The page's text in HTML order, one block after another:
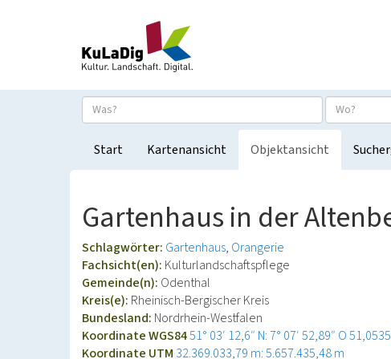
Start Kartenansicht Objektansicht
Gartenhaus in der
Schlagwörter: Gartenhaus Orangerie
Fachsicht(en): Kulturlandschaftspflege
Gemeinde(n): Odenthal
Kreis(e): Rheinisch-Bergischer Kreis
Bundesland: Nordrhein-Westfalen
Koordinate WGS8451° 03′ 12,6″ N: 7° 07′ 52,89″ O
Koordinate UTM 32.369.033,79 m: 5.657.435,48 m